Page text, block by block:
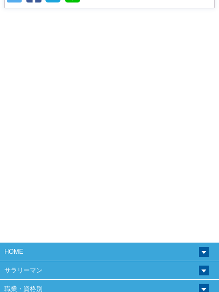
HOME
サラリーマン
職業・資格別